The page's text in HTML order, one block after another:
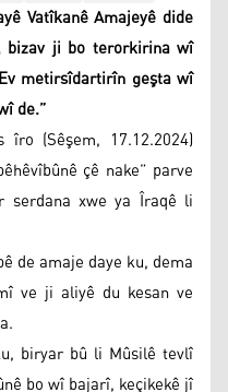
Vatîkanê Amajeyê dide
bizav ji bo terorkirina wî
metirsîdartirîn geşta wî
de.”
îro (Sêşem, 17.12.2024)
çê nake” parve
xwe ya Îraqê li
de amaje daye ku, dema
ve ji aliyê du kesan ve
biryar bû li Mûsilê tevlî
bo wî bajarî, keçikekê jî